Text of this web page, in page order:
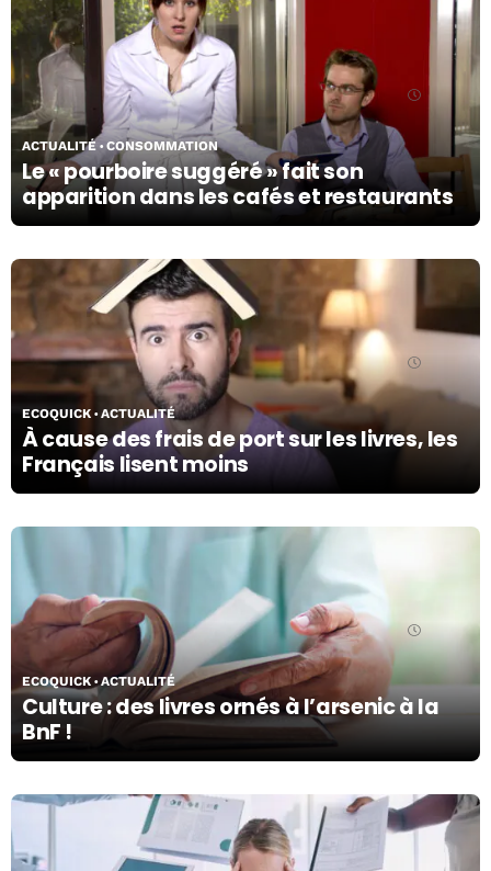
Le « pourboire suggéré » fait son
apparition dans les cafés et restaurants
ACTUALITÉ CONSOMMATION
À cause des frais de port sur les livres, les
Français lisent moins
ECOQUICK ACTUALITÉ
Culture : des livres ornés à l’arsenic à la
BnF !
ECOQUICK ACTUALITÉ
25/04/24